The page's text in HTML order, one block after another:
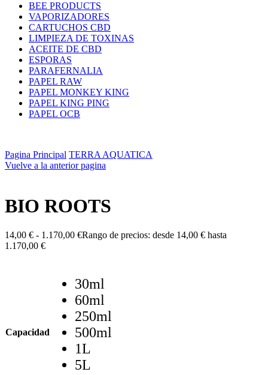
BEE PRODUCTS
VAPORIZADORES
CARTUCHOS CBD
LIMPIEZA DE TOXINAS
ACEITE DE CBD
ESPORAS
PARAFERNALIA
PAPEL RAW
PAPEL MONKEY KING
PAPEL KING PING
PAPEL OCB
Pagina Principal TERRA AQUATICA
Vuelve a la anterior pagina
BIO ROOTS
14,00 € - 1.170,00 €Rango de precios: desde 14,00 € hasta
1.170,00 €
Capacidad
30ml
60ml
250ml
500ml
1L
5L